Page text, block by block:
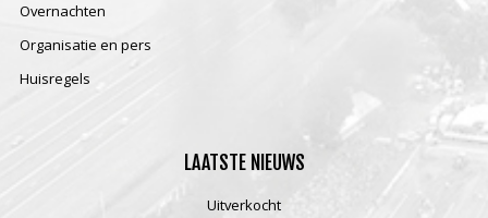
Overnachten
Organisatie en pers
Huisregels
LAATSTE NIEUWS
Uitverkocht